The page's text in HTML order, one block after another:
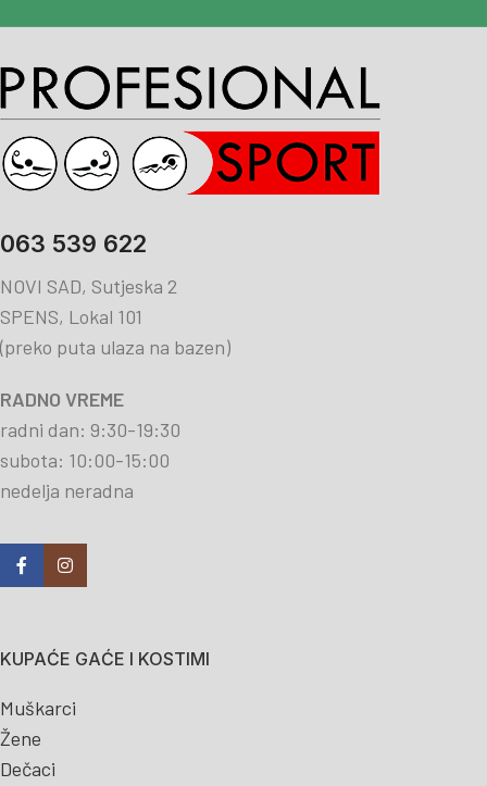
063 539 622
NOVI SAD, Sutjeska 2
SPENS, Lokal 101
(preko puta ulaza na bazen)
RADNO VREME
radni dan: 9:30-19:30
subota: 10:00-15:00
nedelja neradna
KUPAĆE GAĆE I KOSTIMI
Muškarci
Žene
Dečaci